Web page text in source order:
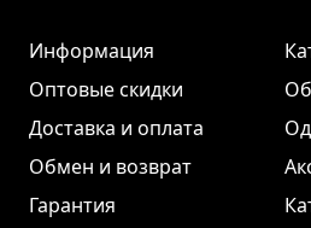
Информация
Оптовые скидки
Доставка и оплата
Обмен и возврат
Гарантия